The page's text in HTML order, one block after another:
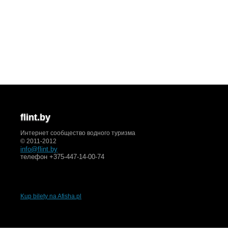
flint.by
Интернет сообщество водного туризма
© 2011-2012
info@flint.by
телефон +375-447-14-00-74
Kup bilety na Afisha.pl